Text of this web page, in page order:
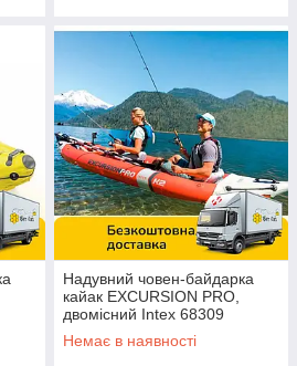
Надувний човен-байдарка
кайак EXCURSION PRO,
двомісний Intex 68309
Немає в наявності